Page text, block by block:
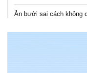
Ăn bưởi sai cách không